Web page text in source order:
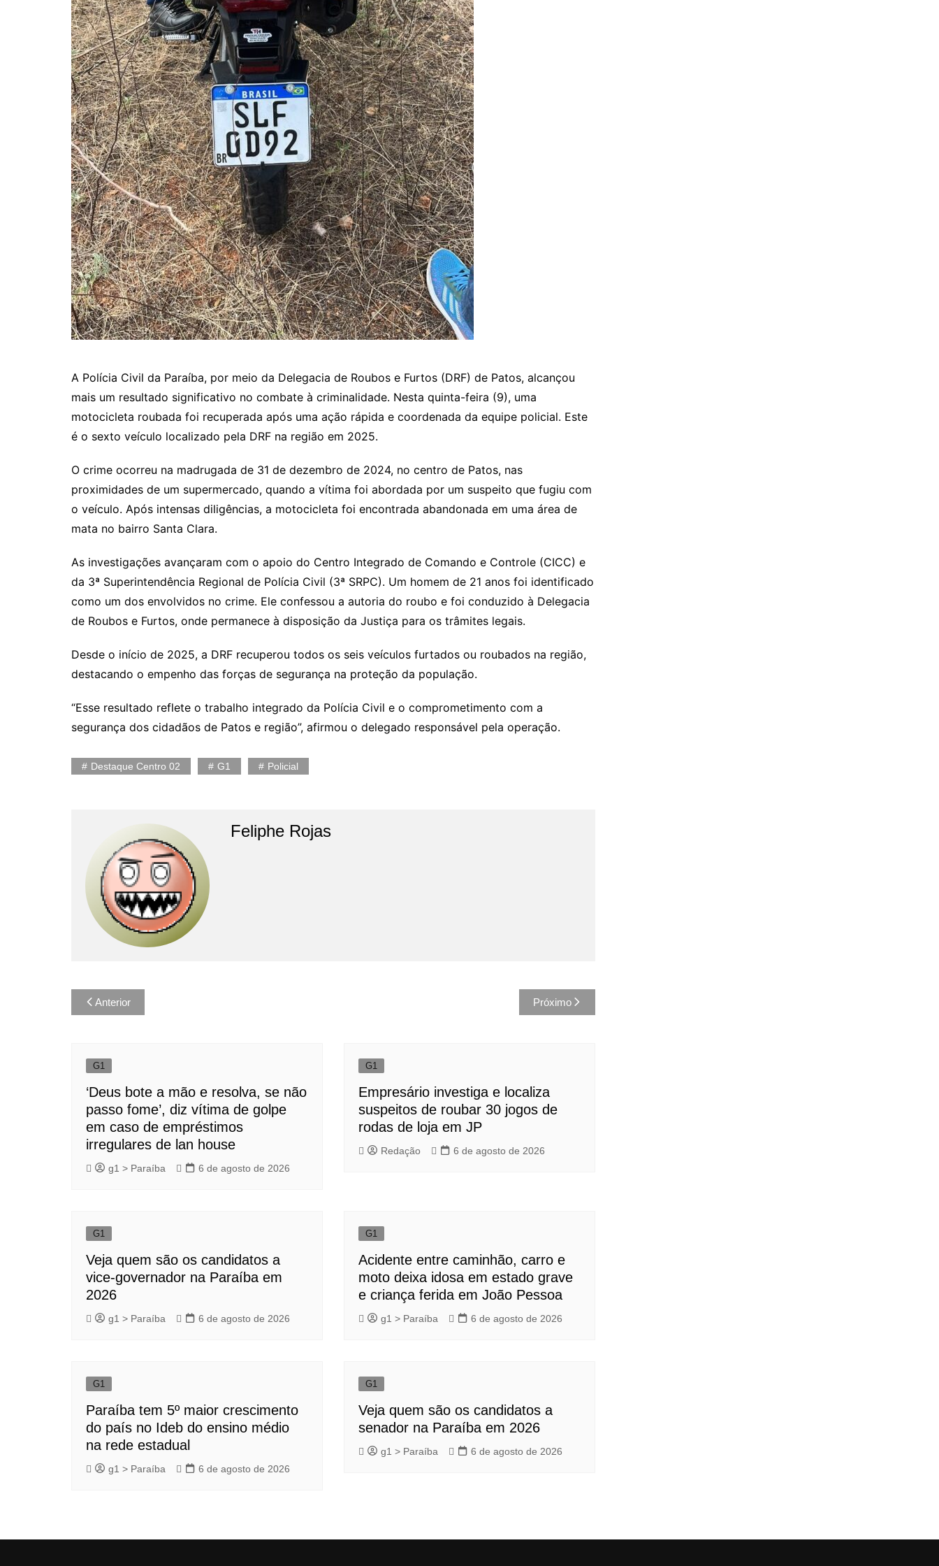
A Polícia Civil da Paraíba, por meio da Delegacia de Roubos e Furtos (DRF) de Patos, alcançou
mais um resultado significativo no combate à criminalidade. Nesta quinta-feira (9), uma
motocicleta roubada foi recuperada após uma ação rápida e coordenada da equipe policial. Este
é o sexto veículo localizado pela DRF na região em 2025.
O crime ocorreu na madrugada de 31 de dezembro de 2024, no centro de Patos, nas
proximidades de um supermercado, quando a vítima foi abordada por um suspeito que fugiu com
o veículo. Após intensas diligências, a motocicleta foi encontrada abandonada em uma área de
mata no bairro Santa Clara.
As investigações avançaram com o apoio do Centro Integrado de Comando e Controle (CICC) e
da 3ª Superintendência Regional de Polícia Civil (3ª SRPC). Um homem de 21 anos foi identificado
como um dos envolvidos no crime. Ele confessou a autoria do roubo e foi conduzido à Delegacia
de Roubos e Furtos, onde permanece à disposição da Justiça para os trâmites legais.
Desde o início de 2025, a DRF recuperou todos os seis veículos furtados ou roubados na região,
destacando o empenho das forças de segurança na proteção da população.
“Esse resultado reflete o trabalho integrado da Polícia Civil e o comprometimento com a
segurança dos cidadãos de Patos e região”, afirmou o delegado responsável pela operação.
Destaque Centro 02 G1 Policial
Feliphe Rojas
Navegação
de
Anterior Próximo
G1
‘Deus bote a mão e resolva, se não
passo fome’, diz vítima de golpe
em caso de empréstimos
irregulares de lan house
g1 > Paraíba 6 de agosto de 2026
G1
Empresário investiga e localiza
suspeitos de roubar 30 jogos de
rodas de loja em JP
Redação 6 de agosto de 2026
G1
Veja quem são os candidatos a
vice-governador na Paraíba em
2026
g1 > Paraíba 6 de agosto de 2026
G1
Acidente entre caminhão, carro e
moto deixa idosa em estado grave
e criança ferida em João Pessoa
g1 > Paraíba 6 de agosto de 2026
G1
Paraíba tem 5º maior crescimento
do país no Ideb do ensino médio
na rede estadual
g1 > Paraíba 6 de agosto de 2026
G1
Veja quem são os candidatos a
senador na Paraíba em 2026
g1 > Paraíba 6 de agosto de 2026